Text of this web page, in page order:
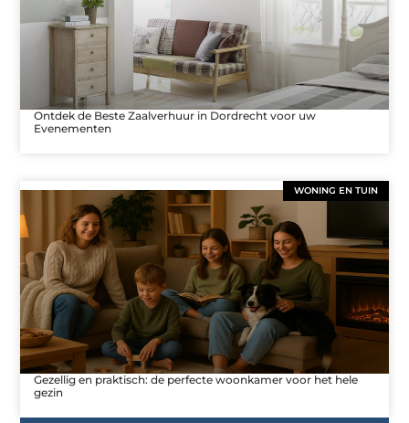
Ontdek de Beste Zaalverhuur in Dordrecht voor uw
Evenementen
WONING EN TUIN
Gezellig en praktisch: de perfecte woonkamer voor het hele
gezin